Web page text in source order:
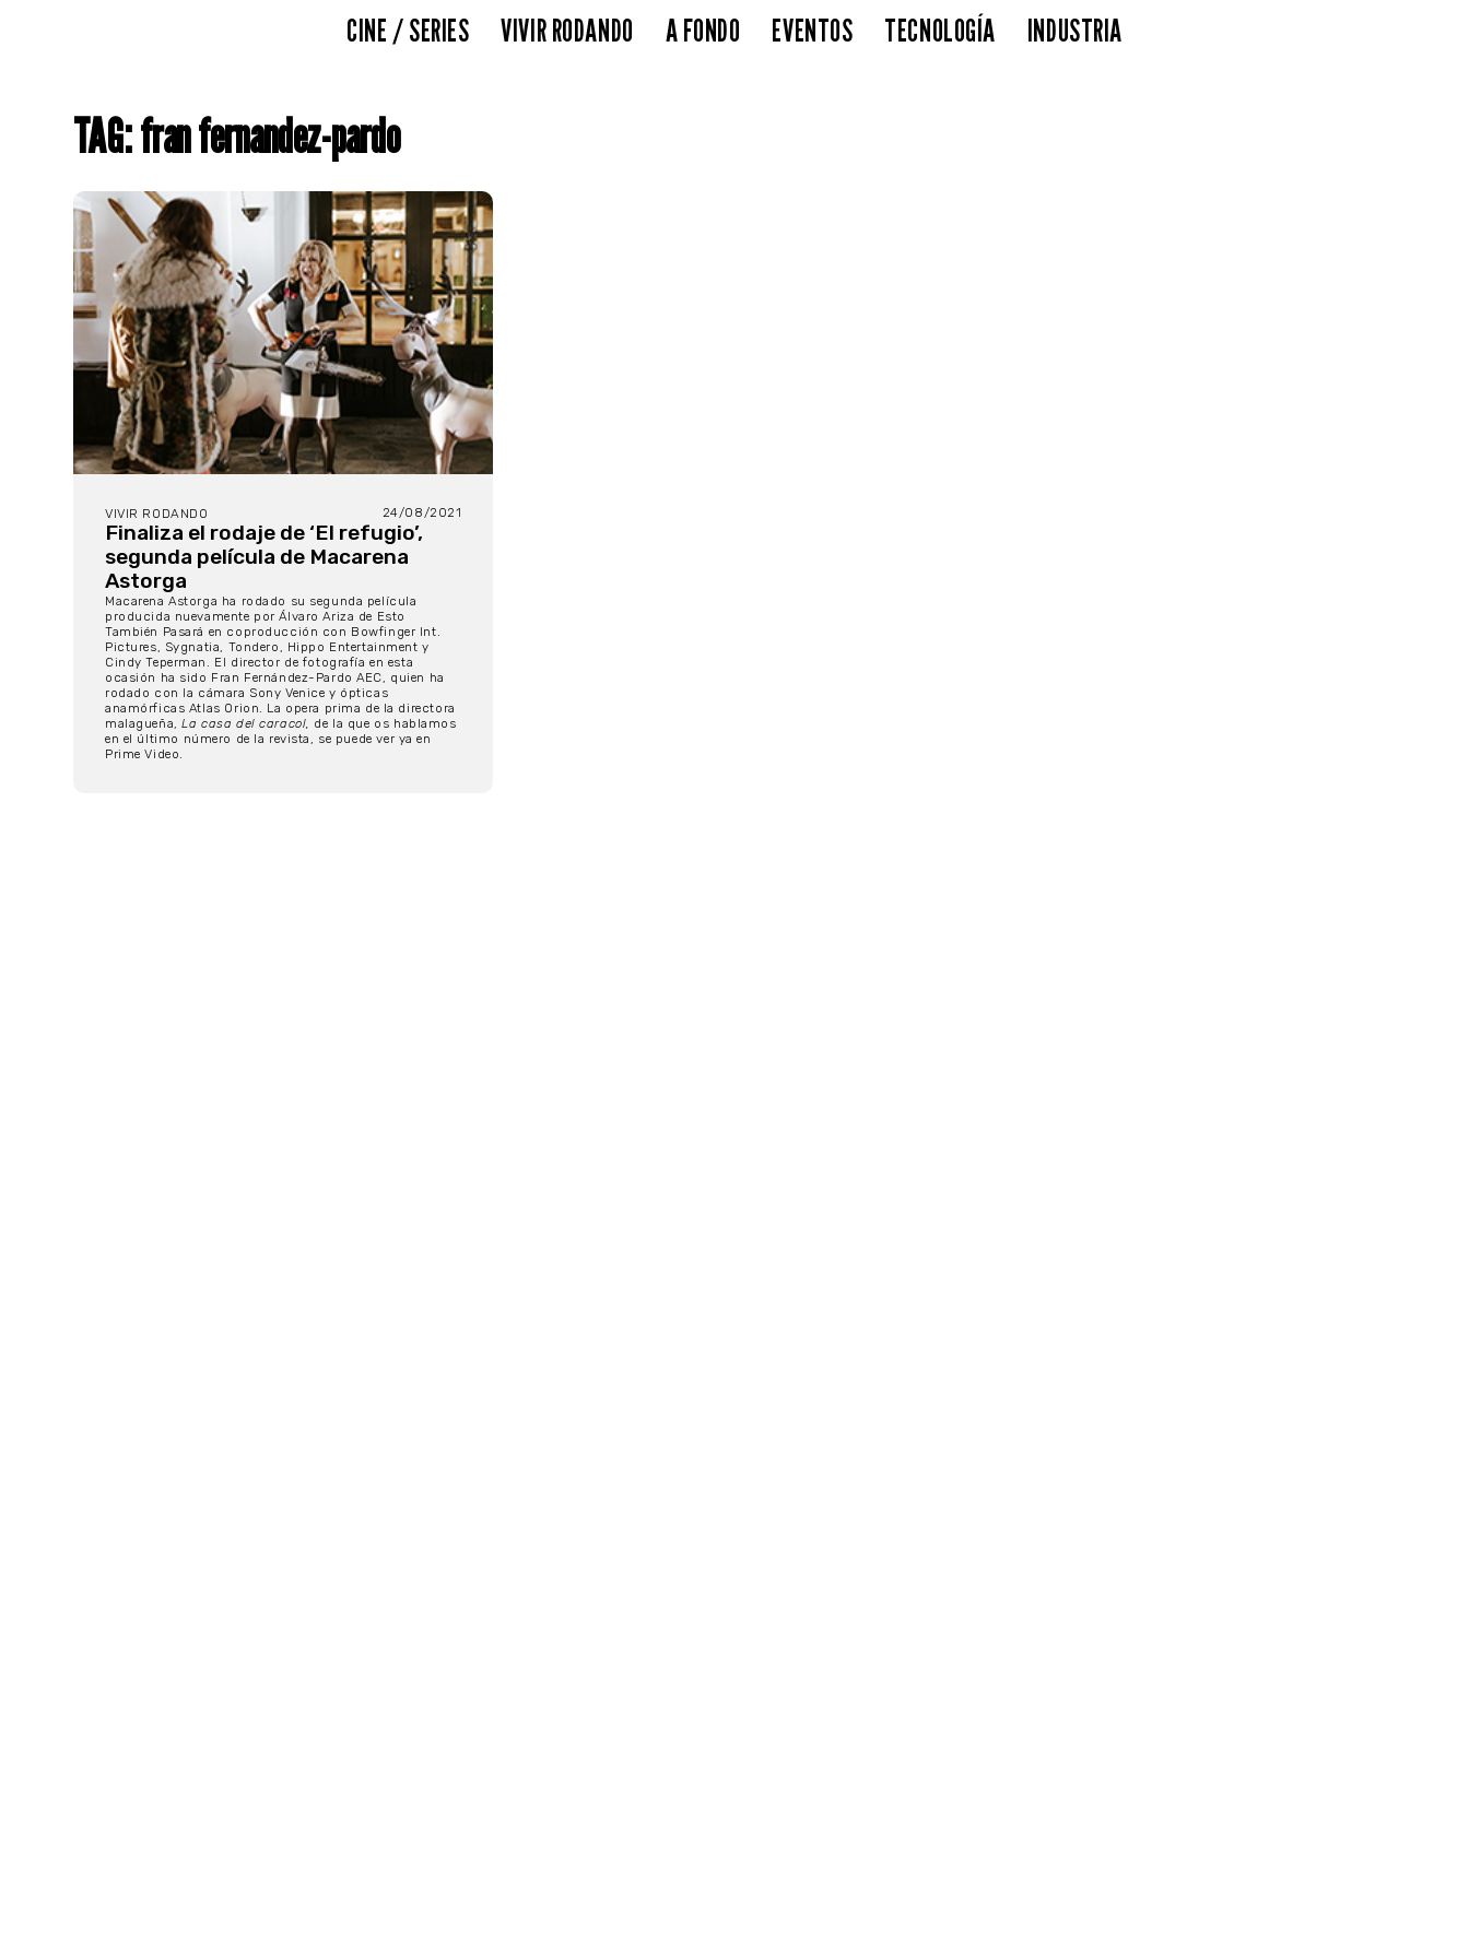
CINE / SERIES VIVIR RODANDO A FONDO EVENTOS TECNOLOGÍA INDUSTRIA
TAG: fran fernandez-pardo
VIVIR RODANDO 24/08/2021
Finaliza el rodaje de ‘El refugio’,
segunda película de Macarena
Astorga
Macarena Astorga ha rodado su segunda película
producida nuevamente por Álvaro Ariza de Esto
También Pasará en coproducción con Bowfinger Int.
Pictures, Sygnatia, Tondero, Hippo Entertainment y
Cindy Teperman. El director de fotografía en esta
ocasión ha sido Fran Fernández-Pardo AEC, quien ha
rodado con la cámara Sony Venice y ópticas
anamórficas Atlas Orion. La opera prima de la directora
malagueña,La casa del caracol, de la que os hablamos
en el último número de la revista, se puede ver ya en
Prime Video.